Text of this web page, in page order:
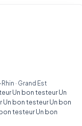
· Grand Est
Un bon testeur Un
bon testeur Un bon
testeur Un bon